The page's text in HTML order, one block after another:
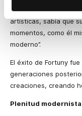
anímica, dado que
artísticas, sabía que
momentos, como él
moderno”.
El éxito de Fortuny
generaciones
creaciones, creando
Plenitud modernista